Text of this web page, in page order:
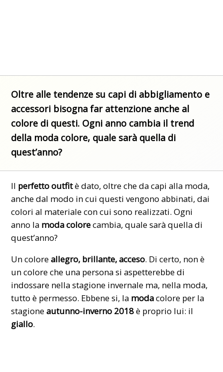
Oltre alle tendenze su capi di abbigliamento e
accessori bisogna far attenzione anche al
colore di questi. Ogni anno cambia il trend
della moda colore, quale sarà quella di
quest’anno?
Il perfetto outfitè dato, oltre che da capi alla moda,
anche dal modo in cui questi vengono abbinati, dai
colori al materiale con cui sono realizzati. Ogni
anno la moda colorecambia, quale sarà quella di
quest’anno?
Un coloreallegro, brillante, acceso. Di certo, non è
un colore che una persona si aspetterebbe di
indossare nella stagione invernale ma, nella moda,
tutto è permesso. Ebbene si, la modacolore per la
stagioneautunno-inverno 2018è proprio lui: il
giallo.